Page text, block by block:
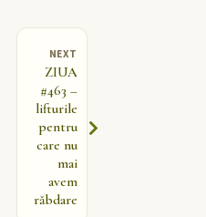
NEXT
ZIUA
#463 –
lifturile
pentru
care nu
mai
avem
răbdare